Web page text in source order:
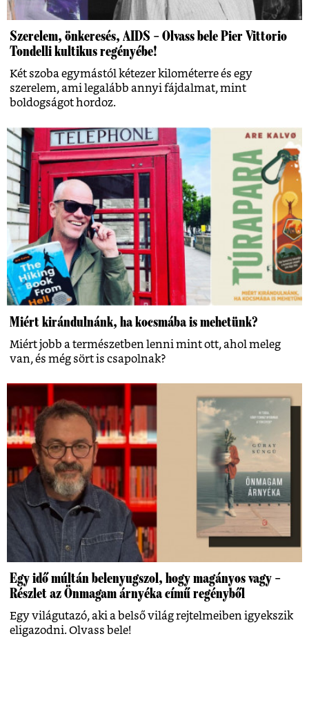
Szerelem, önkeresés, AIDS – Olvass bele Pier Vittorio
Tondelli kultikus regényébe!
Két szoba egymástól kétezer kilométerre és egy
szerelem, ami legalább annyi fájdalmat, mint
boldogságot hordoz.
Miért kirándulnánk, ha kocsmába is mehetünk?
Miért jobb a természetben lenni mint ott, ahol meleg
van, és még sört is csapolnak?
Egy idő múltán belenyugszol, hogy magányos vagy –
Részlet az Önmagam árnyéka című regényből
Egy világutazó, aki a belső világ rejtelmeiben igyekszik
eligazodni. Olvass bele!